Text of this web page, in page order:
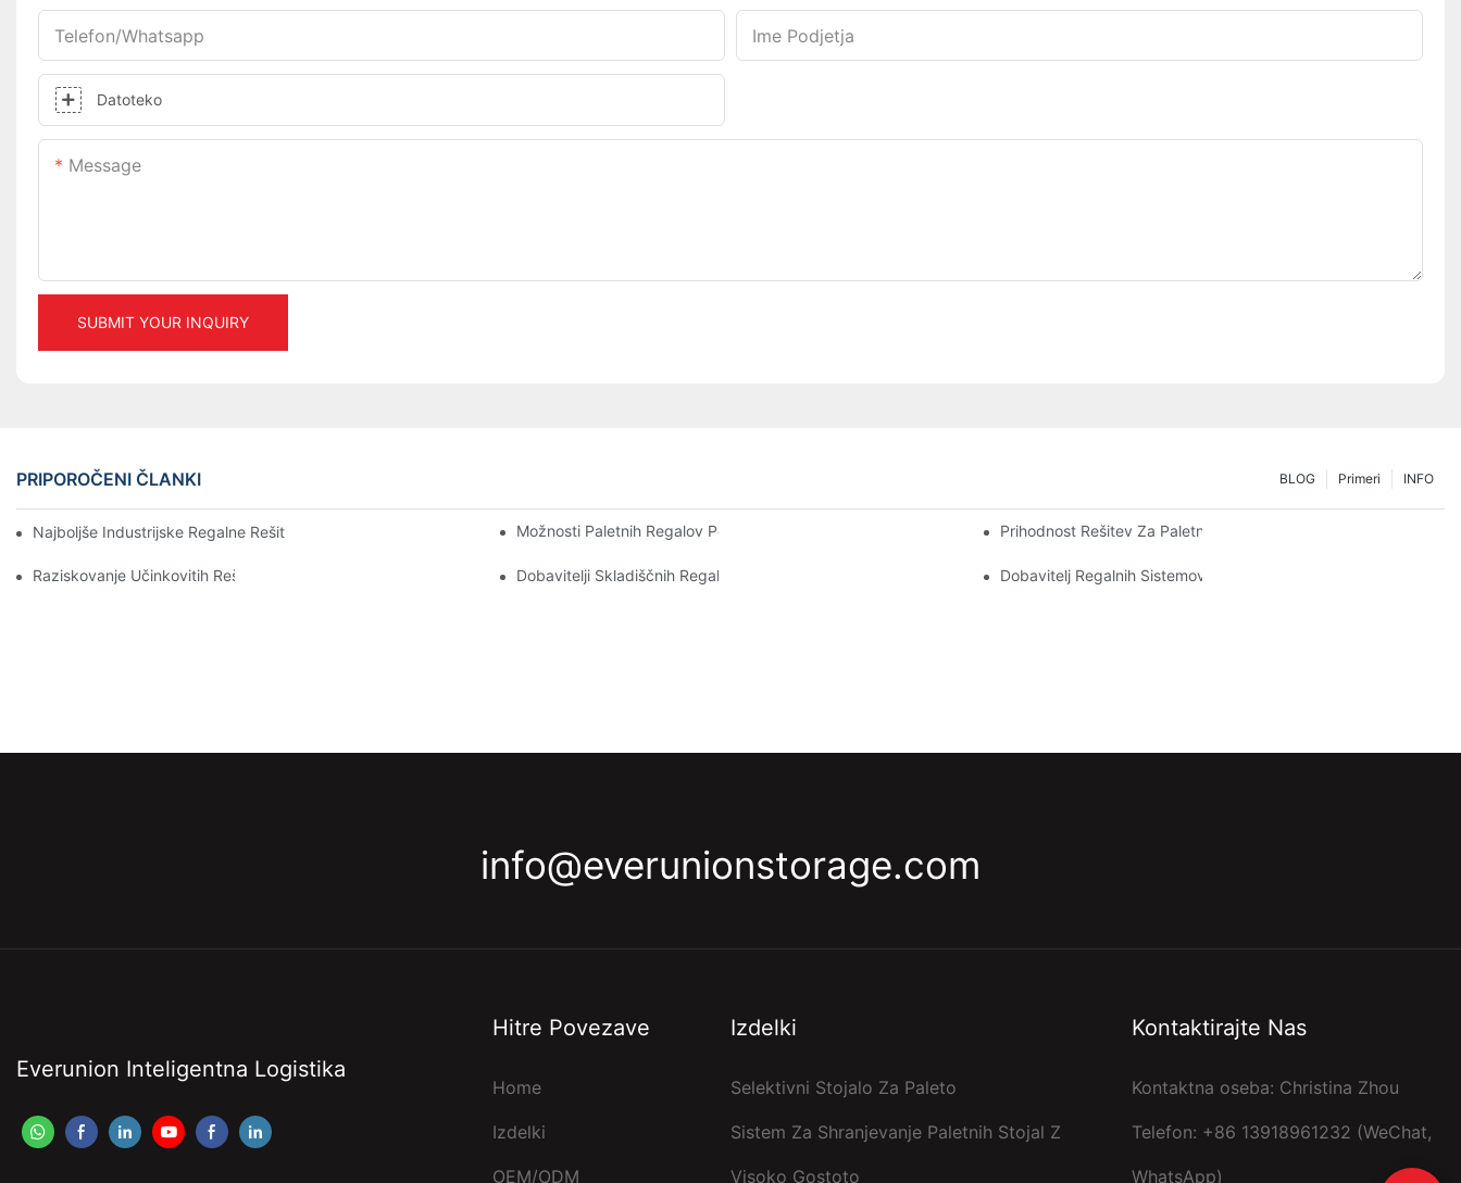
Telefon/whatsapp Ime Podjetja
Datoteko
Message
SUBMIT YOUR INQUIRY
PRIPOROČENI ČLANKI INFO
Primeri
BLOG
Najboljše Industrijske Regalne Rešitve Za Učinkovito Upravljanje SkladiščMožnosti Paletnih Regalov Po Meri: Prilagoditev Vašim Potrebam Po SkladiščenjuPrihodnost Rešitev Za Paletne Regale: Trendi In Inovacije
Raziskovanje Učinkovitih Rešitev Za Skladiščne Regale Za Vsako PanogoDobavitelji Skladiščnih Regalov: Na Kaj Morate Biti Pozorni Dobavitelj Regalnih Sistemov: Ključni Dejavniki Za Izbiro
info@everunionstorage.com
Everunion Inteligentna Logistika
Hitre Povezave
Home
Izdelki
OEM/ODM
Izdelki
Selektivni Stojalo Za Paleto
Sistem Za Shranjevanje Paletnih Stojal Z
Visoko Gostoto
Kontaktirajte Nas
Kontaktna oseba: Christina Zhou
Telefon: +86 13918961232 (WeChat,
WhatsApp)